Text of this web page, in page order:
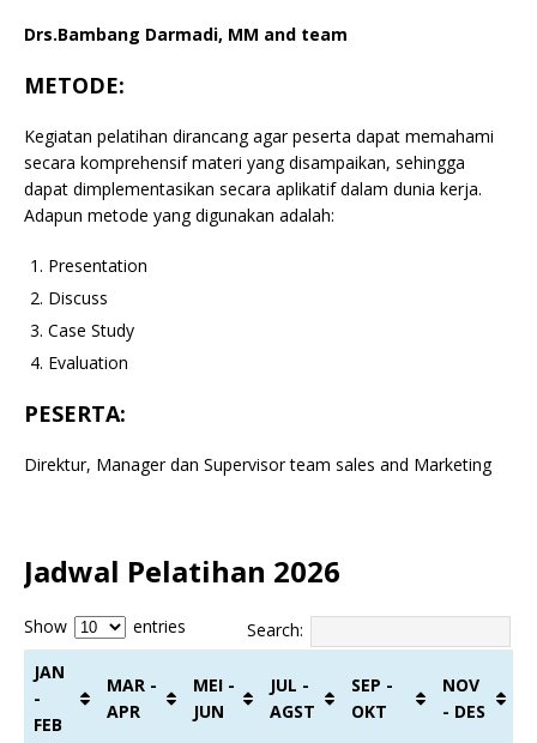
Drs.Bambang Darmadi, MM and team
METODE:
Kegiatan pelatihan dirancang agar peserta dapat memahami
secara komprehensif materi yang disampaikan, sehingga
dapat dimplementasikan secara aplikatif dalam dunia kerja.
Adapun metode yang digunakan adalah:
Presentation
Discuss
Case Study
Evaluation
PESERTA:
Direktur, Manager dan Supervisor team sales and Marketing
Jadwal Pelatihan 2026
Show entries
Search:
JAN
-
FEB
MAR -
APR
MEI -
JUN
JUL -
AGST
SEP -
OKT
NOV
- DES